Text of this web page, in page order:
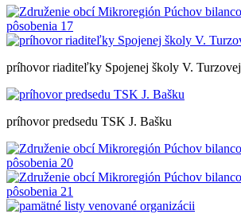
príhovor riaditeľky Spojenej školy V. Turzovej
príhovor predsedu TSK J. Bašku